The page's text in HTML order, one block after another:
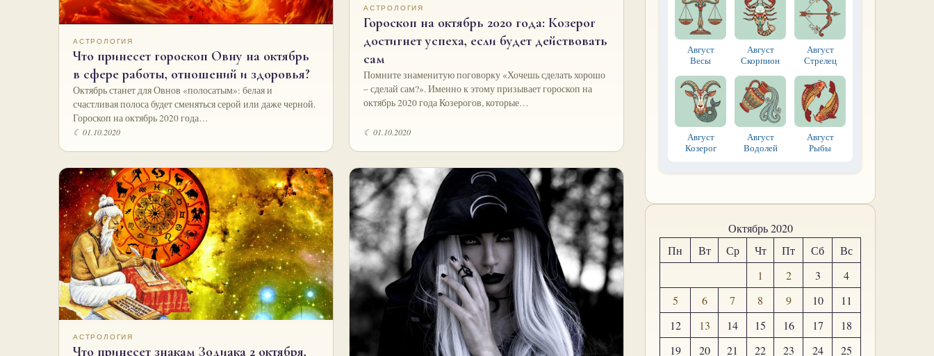
АСТРОЛОГИЯ
Что принесет гороскоп Овну на октябрь
в сфере работы, отношений и здоровья?
Октябрь станет для Овнов «полосатым»: белая и
счастливая полоса будет сменяться серой или даже черной.
Гороскоп на октябрь 2020 года…
☾ 01.10.2020
АСТРОЛОГИЯ
Гороскоп на октябрь 2020 года: Козерог
достигнет успеха, если будет действовать
сам
Помните знаменитую поговорку «Хочешь сделать хорошо
– сделай сам?». Именно к этому призывает гороскоп на
октябрь 2020 года Козерогов, которые…
☾ 01.10.2020
АСТРОЛОГИЯ
Что принесет знакам Зодиака 2 октября,
Август
Весы
Август
Скорпион
Август
Стрелец
Август
Козерог
Август
Водолей
Август
Рыбы
Октябрь 2020
Пн
Вт Ср Чт Пт Сб
Вс
1
2 3
4
5
6 7 8 9 10
11
12
13 14 15 16 17
18
19
20 21 22 23 24
25